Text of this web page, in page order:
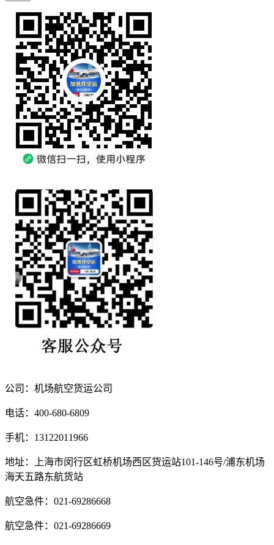
公司：机场航空货运公司
电话：400-680-6809
手机：13122011966
地址：上海市闵行区虹桥机场西区货运站101-146号/浦东机场
海天五路东航货站
航空急件：021-69286668
航空急件：021-69286669